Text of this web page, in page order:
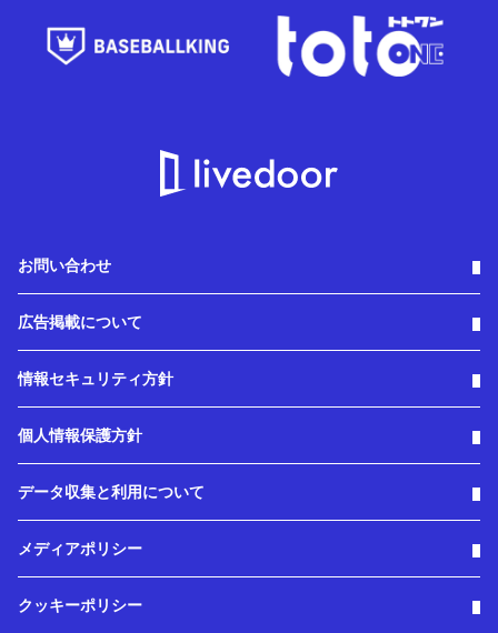
お問い合わせ
広告掲載について
情報セキュリティ方針
個人情報保護方針
データ収集と利用について
メディアポリシー
クッキーポリシー